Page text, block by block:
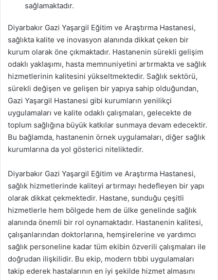
sağlamaktadır.
Diyarbakır Gazi Yaşargil Eğitim ve Araştırma Hastanesi,
sağlıkta kalite ve inovasyon alanında dikkat çeken bir
kurum olarak öne çıkmaktadır. Hastanenin sürekli gelişim
odaklı yaklaşımı, hasta memnuniyetini artırmakta ve sağlık
hizmetlerinin kalitesini yükseltmektedir. Sağlık sektörü,
sürekli değişen ve gelişen bir yapıya sahip olduğundan,
Gazi Yaşargil Hastanesi gibi kurumların yenilikçi
uygulamaları ve kalite odaklı çalışmaları, gelecekte de
toplum sağlığına büyük katkılar sunmaya devam edecektir.
Bu bağlamda, hastanenin örnek uygulamaları, diğer sağlık
kurumlarına da yol gösterici niteliktedir.
Diyarbakır Gazi Yaşargil Eğitim ve Araştırma Hastanesi,
sağlık hizmetlerinde kaliteyi artırmayı hedefleyen bir yapı
olarak dikkat çekmektedir. Hastane, sunduğu çeşitli
hizmetlerle hem bölgede hem de ülke genelinde sağlık
alanında önemli bir rol oynamaktadır. Hastanenin kalitesi,
çalışanlarından doktorlarına, hemşirelerine ve yardımcı
sağlık personeline kadar tüm ekibin özverili çalışmaları ile
doğrudan ilişkilidir. Bu ekip, modern tıbbi uygulamaları
takip ederek hastalarının en iyi şekilde hizmet almasını